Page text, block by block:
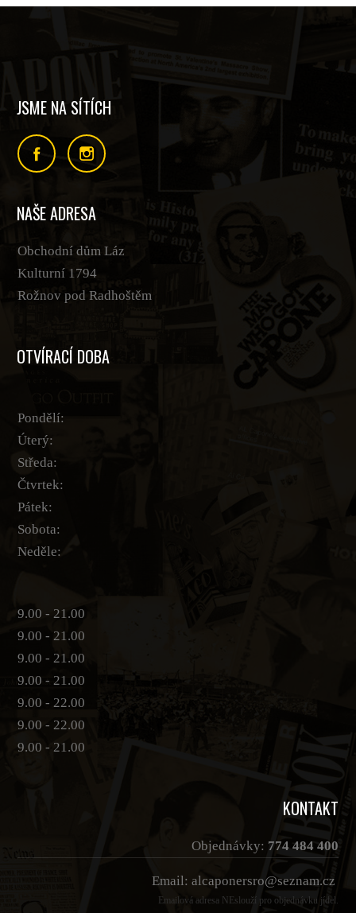
JSME NA SÍTÍCH
NAŠE ADRESA
Obchodní dům Láz
Kulturní 1794
Rožnov pod Radhoštěm
OTVÍRACÍ DOBA
Pondělí:
Úterý:
Středa:
Čtvrtek:
Pátek:
Sobota:
Neděle:
9.00 - 21.00
9.00 - 21.00
9.00 - 21.00
9.00 - 21.00
9.00 - 22.00
9.00 - 22.00
9.00 - 21.00
KONTAKT
Objednávky: 774 484 400
Email: alcaponersro@seznam.cz
Emailová adresa NEslouží pro objednávku jídel.